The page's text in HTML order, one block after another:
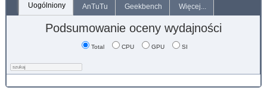
Uogólniony AnTuTu Geekbench Więcej...
Podsumowanie oceny wydajności
Total CPU GPU SI